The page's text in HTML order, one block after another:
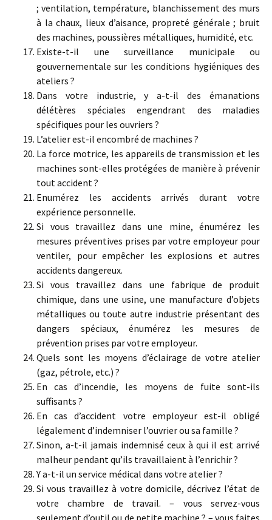
; ventilation, température, blanchissement des murs
à la chaux, lieux d’aisance, propreté générale ; bruit
des machines, poussières métalliques, humidité, etc.
Existe-t-il une surveillance municipale ou
gouvernementale sur les conditions hygiéniques des
ateliers ?
Dans votre industrie, y a-t-il des émanations
délétères spéciales engendrant des maladies
spécifiques pour les ouvriers ?
L’atelier est-il encombré de machines ?
La force motrice, les appareils de transmission et les
machines sont-elles protégées de manière à prévenir
tout accident ?
Enumérez les accidents arrivés durant votre
expérience personnelle.
Si vous travaillez dans une mine, énumérez les
mesures préventives prises par votre employeur pour
ventiler, pour empêcher les explosions et autres
accidents dangereux.
Si vous travaillez dans une fabrique de produit
chimique, dans une usine, une manufacture d’objets
métalliques ou toute autre industrie présentant des
dangers spéciaux, énumérez les mesures de
prévention prises par votre employeur.
Quels sont les moyens d’éclairage de votre atelier
(gaz, pétrole, etc.) ?
En cas d’incendie, les moyens de fuite sont-ils
suffisants ?
En cas d’accident votre employeur est-il obligé
légalement d’indemniser l’ouvrier ou sa famille ?
Sinon, a-t-il jamais indemnisé ceux à qui il est arrivé
malheur pendant qu’ils travaillaient à l’enrichir ?
Y a-t-il un service médical dans votre atelier ?
Si vous travaillez à votre domicile, décrivez l’état de
votre chambre de travail. – vous servez-vous
seulement d’outil ou de petite machine ? – vous faites